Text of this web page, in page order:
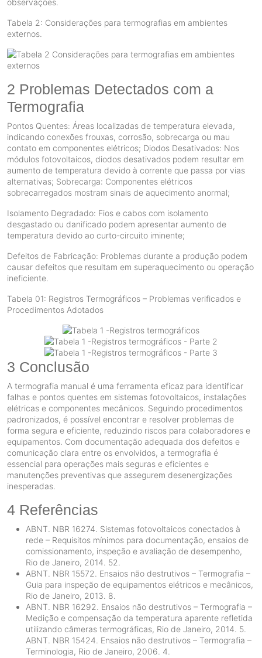
Tabela 2: Considerações para termografias em ambientes
externos.
2 Problemas Detectados com a
Termografia
Pontos Quentes: Áreas localizadas de temperatura elevada,
indicando conexões frouxas, corrosão, sobrecarga ou mau
contato em componentes elétricos; Diodos Desativados: Nos
módulos fotovoltaicos, diodos desativados podem resultar em
aumento de temperatura devido à corrente que passa por vias
alternativas; Sobrecarga: Componentes elétricos
sobrecarregados mostram sinais de aquecimento anormal;
Isolamento Degradado: Fios e cabos com isolamento
desgastado ou danificado podem apresentar aumento de
temperatura devido ao curto-circuito iminente;
Defeitos de Fabricação: Problemas durante a produção podem
causar defeitos que resultam em superaquecimento ou operação
ineficiente.
Tabela 01: Registros Termográficos – Problemas verificados e
Procedimentos Adotados
3 Conclusão
A termografia manual é uma ferramenta eficaz para identificar
falhas e pontos quentes em sistemas fotovoltaicos, instalações
elétricas e componentes mecânicos. Seguindo procedimentos
padronizados, é possível encontrar e resolver problemas de
forma segura e eficiente, reduzindo riscos para colaboradores e
equipamentos. Com documentação adequada dos defeitos e
comunicação clara entre os envolvidos, a termografia é
essencial para operações mais seguras e eficientes e
manutenções preventivas que assegurem desenergizações
inesperadas.
4 Referências
ABNT. NBR 16274. Sistemas fotovoltaicos conectados à
rede – Requisitos mínimos para documentação, ensaios de
comissionamento, inspeção e avaliação de desempenho,
Rio de Janeiro, 2014. 52.
ABNT. NBR 15572. Ensaios não destrutivos – Termografia –
Guia para inspeção de equipamentos elétricos e mecânicos,
Rio de Janeiro, 2013. 8.
ABNT. NBR 16292. Ensaios não destrutivos – Termografia –
Medição e compensação da temperatura aparente refletida
utilizando câmeras termográficas, Rio de Janeiro, 2014. 5.
ABNT. NBR 15424. Ensaios não destrutivos – Termografia –
Terminologia, Rio de Janeiro, 2006. 4.